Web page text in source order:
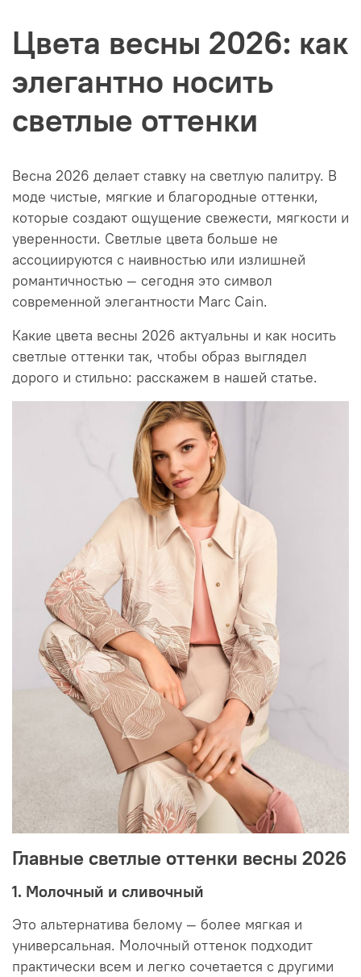
Цвета весны 2026: как
элегантно носить
светлые оттенки
Весна 2026 делает ставку на светлую палитру. В
моде чистые, мягкие и благородные оттенки,
которые создают ощущение свежести, мягкости и
уверенности. Светлые цвета больше не
ассоциируются с наивностью или излишней
романтичностью — сегодня это символ
современной элегантности Marc Cain.
Какие цвета весны 2026 актуальны и как носить
светлые оттенки так, чтобы образ выглядел
дорого и стильно: расскажем в нашей статье.
Главные светлые оттенки весны 2026
1. Молочный и сливочный
Это альтернатива белому — более мягкая и
универсальная. Молочный оттенок подходит
практически всем и легко сочетается с другими